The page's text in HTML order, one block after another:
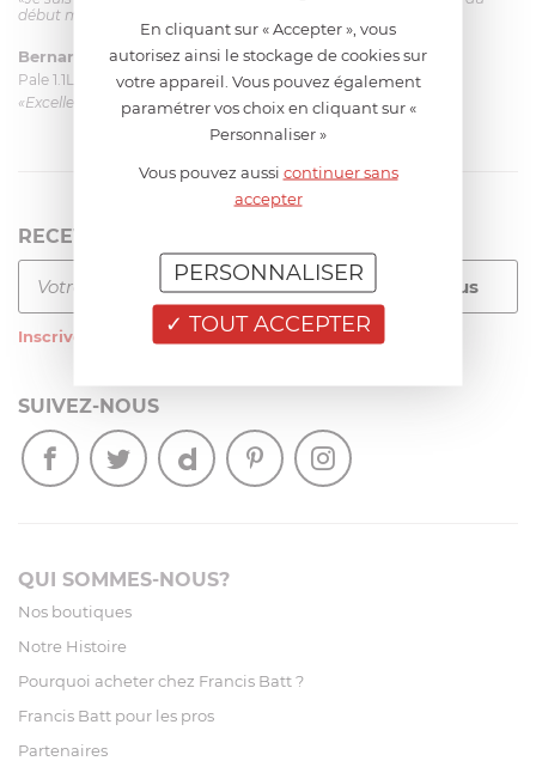
début mais ça le fait. La livraison a été très rapide. ...»
Bernard le 23/06/2026 à 09:43
Pale 1.1L pour Glacier Magimix 11031/121/123/124
«Excellent: produit et livraison»
RECEVEZ LA NEWSLETTER
Inscrivez-vous à notre newsletter
SUIVEZ-NOUS
QUI SOMMES-NOUS?
Nos boutiques
Notre Histoire
Pourquoi acheter chez Francis Batt ?
Francis Batt pour les pros
Partenaires
En cliquant sur « Accepter », vous
autorisez ainsi le stockage de cookies sur
votre appareil. Vous pouvez également
paramétrer vos choix en cliquant sur «
Personnaliser »
Vous pouvez aussi continuer sans
accepter
TOUT ACCEPTER
PERSONNALISER